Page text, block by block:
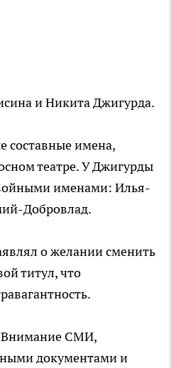
и Никита Джигурда.
составные имена,
театре. У Джигурды
именами: Илья-
Добровлад.
о желании сменить
титул, что
СМИ,
документами и